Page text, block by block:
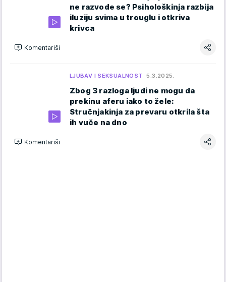
ne razvode se? Psihološkinja razbija
iluziju svima u trouglu i otkriva
krivca
Komentariši
LJUBAV I SEKSUALNOST 5.3.2025.
Zbog 3 razloga ljudi ne mogu da
prekinu aferu iako to žele:
Stručnjakinja za prevaru otkrila šta
ih vuče na dno
Komentariši